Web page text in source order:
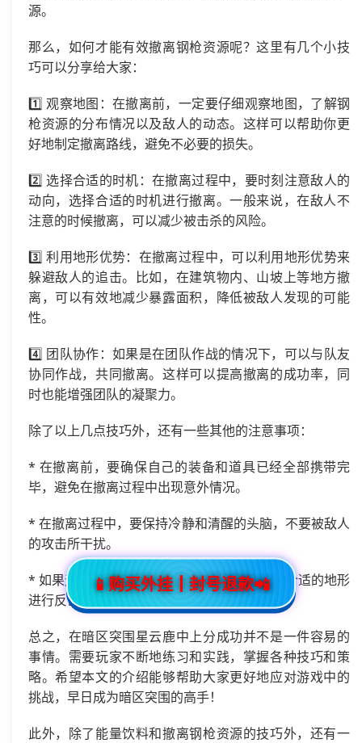
源。
那么，如何才能有效撤离钢枪资源呢？这里有几个小技
巧可以分享给大家：
1️⃣ 观察地图：在撤离前，一定要仔细观察地图，了解钢
枪资源的分布情况以及敌人的动态。这样可以帮助你更
好地制定撤离路线，避免不必要的损失。
2️⃣ 选择合适的时机：在撤离过程中，要时刻注意敌人的
动向，选择合适的时机进行撤离。一般来说，在敌人不
注意的时候撤离，可以减少被击杀的风险。
3️⃣ 利用地形优势：在撤离过程中，可以利用地形优势来
躲避敌人的追击。比如，在建筑物内、山坡上等地方撤
离，可以有效地减少暴露面积，降低被敌人发现的可能
性。
4️⃣ 团队协作：如果是在团队作战的情况下，可以与队友
协同作战，共同撤离。这样可以提高撤离的成功率，同
时也能增强团队的凝聚力。
除了以上几点技巧外，还有一些其他的注意事项：
* 在撤离前，要确保自己的装备和道具已经全部携带完
毕，避免在撤离过程中出现意外情况。
* 在撤离过程中，要保持冷静和清醒的头脑，不要被敌人
的攻击所干扰。
* 如果遇到敌人拦截，要灵活应对，可以选择合适的地形
进行反击或者利用道具进行自保。
总之，在暗区突围星云鹿中上分成功并不是一件容易的
事情。需要玩家不断地练习和实践，掌握各种技巧和策
略。希望本文的介绍能够帮助大家更好地应对游戏中的
挑战，早日成为暗区突围的高手！
此外，除了能量饮料和撤离钢枪资源的技巧外，还有一
📱购买外挂┃封号退款📲